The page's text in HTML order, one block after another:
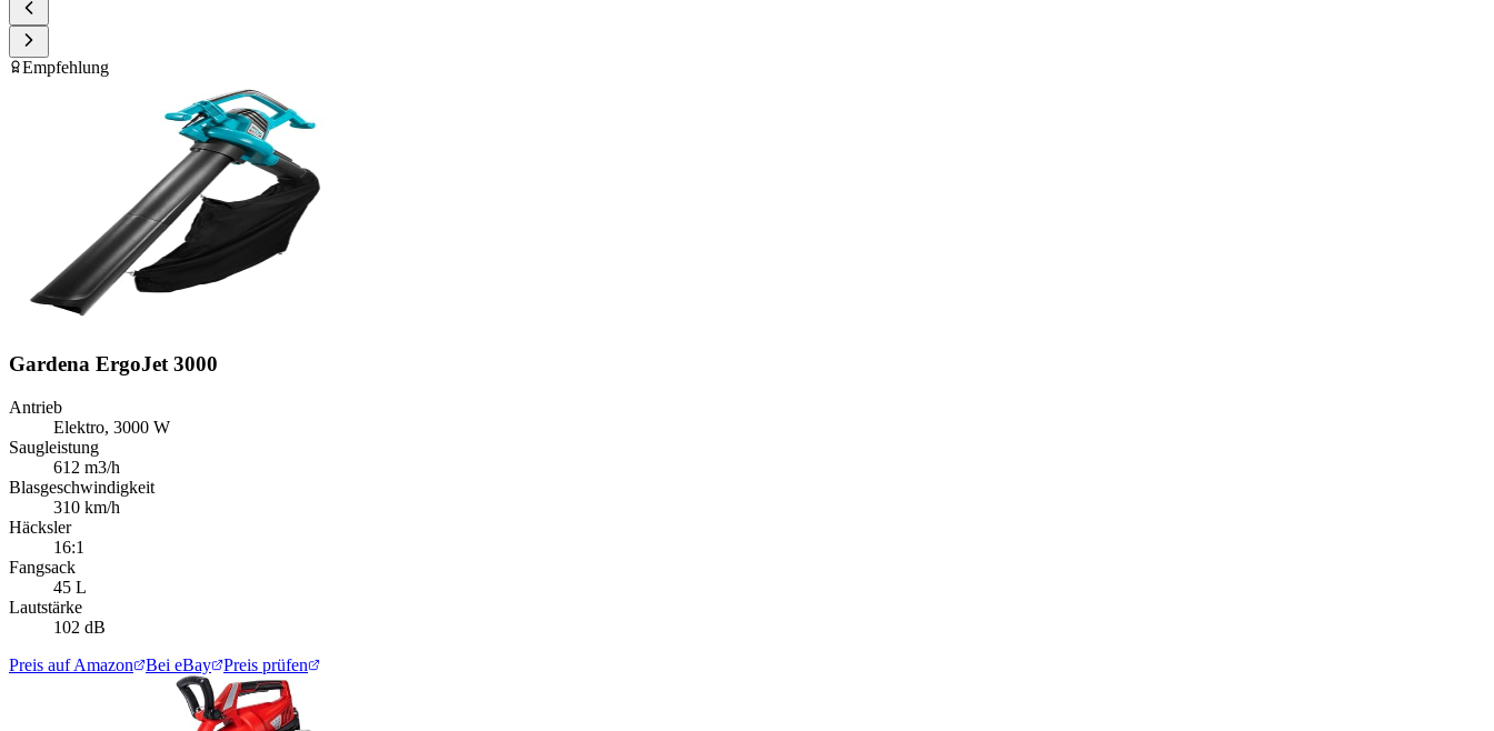
Empfehlung
Gardena ErgoJet 3000
Antrieb
Elektro, 3000 W
Saugleistung
612 m3/h
Blasgeschwindigkeit
310 km/h
Häcksler
16:1
Fangsack
45 L
Lautstärke
102 dB
Preis auf Amazon
Bei eBay Preis prüfen